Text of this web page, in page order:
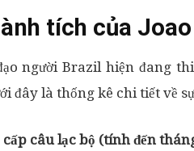
tích của
người Brazil hiện đang
đây là thống kê chi tiết về
câu lạc bộ (tính đến